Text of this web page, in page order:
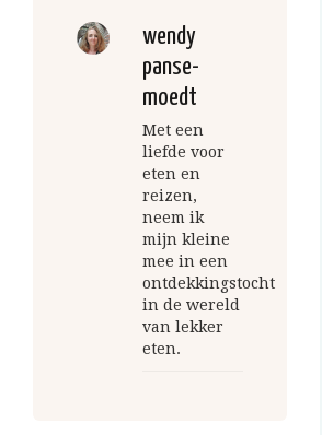
wendy
panse-
moedt
Met een
liefde voor
eten en
reizen,
neem ik
mijn kleine
mee in een
ontdekkingstocht
in de wereld
van lekker
eten.